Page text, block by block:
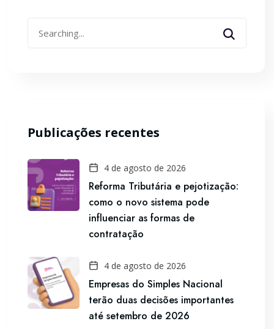
for:
Publicações recentes
4 de agosto de 2026
Reforma Tributária e pejotização:
como o novo sistema pode
influenciar as formas de
contratação
4 de agosto de 2026
Empresas do Simples Nacional
terão duas decisões importantes
até setembro de 2026